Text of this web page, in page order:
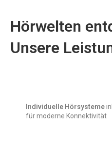
Hörwelten
Unsere
Individuelle Hörsysteme
für moderne Konnektivität